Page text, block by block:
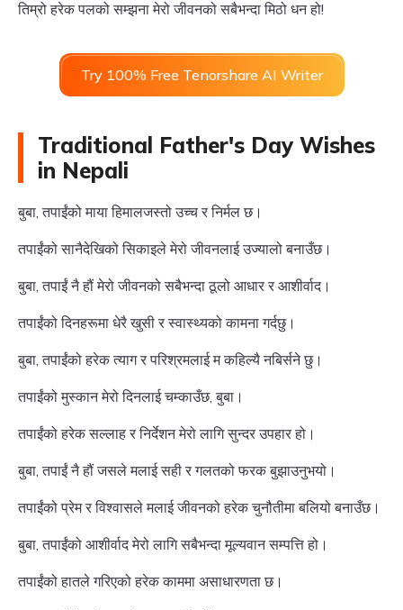
तिम्रो हरेक पलको सम्झना मेरो जीवनको सबैभन्दा मिठो धन हो!
Try 100% Free Tenorshare AI Writer
Traditional Father's Day Wishes
in Nepali
बुबा, तपाईंको माया हिमालजस्तो उच्च र निर्मल छ।
तपाईंको सानैदेखिको सिकाइले मेरो जीवनलाई उज्यालो बनाउँछ।
बुबा, तपाईं नै हौं मेरो जीवनको सबैभन्दा ठूलो आधार र आशीर्वाद।
तपाईंको दिनहरूमा धेरै खुसी र स्वास्थ्यको कामना गर्दछु।
बुबा, तपाईंको हरेक त्याग र परिश्रमलाई म कहिल्यै नबिर्सने छु।
तपाईंको मुस्कान मेरो दिनलाई चम्काउँछ, बुबा।
तपाईंको हरेक सल्लाह र निर्देशन मेरो लागि सुन्दर उपहार हो।
बुबा, तपाईं नै हौं जसले मलाई सही र गलतको फरक बुझाउनुभयो।
तपाईंको प्रेम र विश्वासले मलाई जीवनको हरेक चुनौतीमा बलियो बनाउँछ।
बुबा, तपाईंको आशीर्वाद मेरो लागि सबैभन्दा मूल्यवान सम्पत्ति हो।
तपाईंको हातले गरिएको हरेक काममा असाधारणता छ।